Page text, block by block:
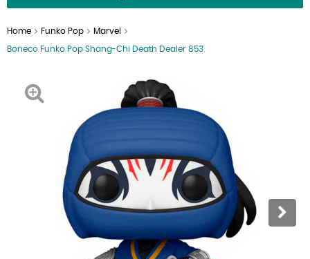
Home Funko Pop Marvel
Boneco Funko Pop Shang-Chi Death Dealer 853